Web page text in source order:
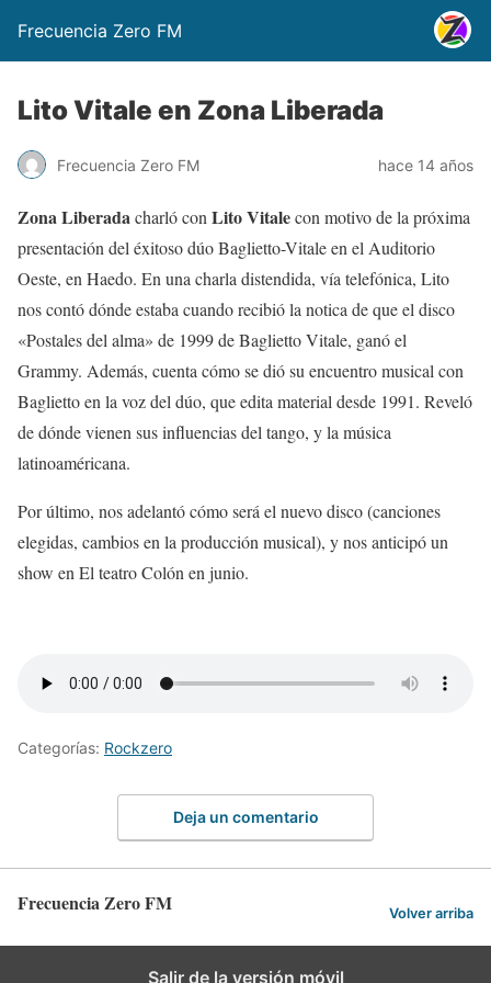
Frecuencia Zero FM
Lito Vitale en Zona Liberada
Frecuencia Zero FM hace 14 años
Zona Liberadacharló con Lito Vitalecon motivo de la próxima
presentación del éxitoso dúo Baglietto-Vitale en el Auditorio
Oeste, en Haedo. En una charla distendida, vía telefónica, Lito
nos contó dónde estaba cuando recibió la notica de que el disco
«Postales del alma» de 1999 de Baglietto Vitale, ganó el
Grammy. Además, cuenta cómo se dió su encuentro musical con
Baglietto en la voz del dúo, que edita material desde 1991. Reveló
de dónde vienen sus influencias del tango, y la música
latinoaméricana.
Por último, nos adelantó cómo será el nuevo disco (canciones
elegidas, cambios en la producción musical), y nos anticipó un
show en El teatro Colón en junio.
Categorías: Rockzero
Deja un comentario
Frecuencia Zero FM Volver arriba
Salir de la versión móvil